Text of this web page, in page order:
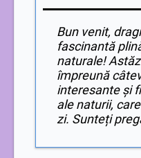
Bun venit,
fascinantă
naturale!
împreună
interesante și
ale naturii,
zi. Sunteți